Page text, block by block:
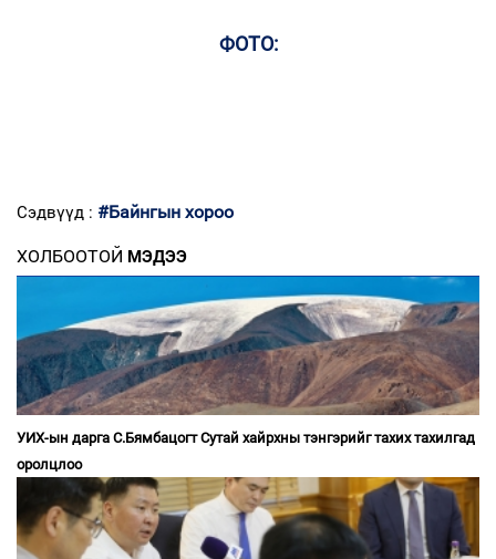
ФОТО:
Сэдвүүд : #Байнгын хороо
ХОЛБООТОЙ МЭДЭЭ
УИХ-ын дарга С.Бямбацогт Сутай хайрхны тэнгэрийг тахих тахилгад
оролцлоо